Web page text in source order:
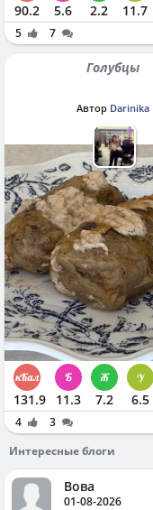
90.2 5.6 2.2 11.7
5 7
Голубцы
Автор Darinika
131.9 11.3 7.2 6.5
4
3
Интересные блоги
Вова
01-08-2026